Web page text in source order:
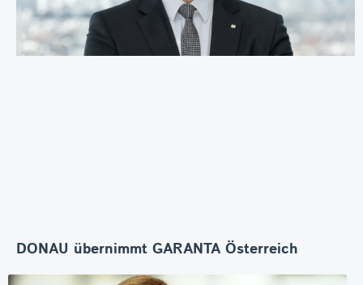
DONAU übernimmt GARANTA Österreich